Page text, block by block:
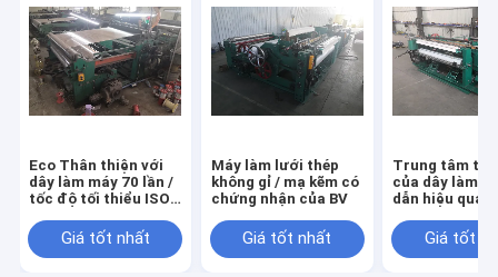
Eco Thân thiện với
dây làm máy 70 lần /
tốc độ tối thiểu ISO
nhậnGiá tốt nhất
Máy làm lưới thép
không gỉ / mạ kẽm có
chứng nhận của BV
Giá tốt nhất
Trung tâm
của dây làm
dẫn hiệu quả
Giá tốt